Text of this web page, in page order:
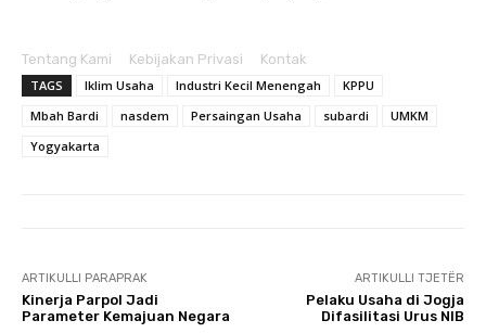
Tentang Kami Kebijakan Privasi
Kontak
TAGS
Iklim Usaha Industri Kecil Menengah
KPPU
Mbah Bardi
nasdem Persaingan Usaha subardi
UMKM
Yogyakarta
ARTIKULLI PARAPRAK
Kinerja Parpol Jadi
Parameter Kemajuan Negara
ARTIKULLI TJETËR
Pelaku Usaha di Jogja
Difasilitasi Urus NIB